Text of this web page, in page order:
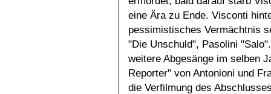
eine Ära zu Ende. Visconti
pessimistisches Vermächtnis
"Die Unschuld", Pasolini
weitere Abgesänge im selben
Reporter" von Antonioni und
die Verfilmung des